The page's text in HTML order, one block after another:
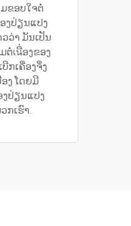
ຂອບໃຈຕໍ່
ງປ່ຽນແປງ
ວ່າ ມັນເປັນ
เนື່ອງຂອງ
ກເຄື່ອງຈຶ່ງ
ງ ໂດຍມີ
ງປ່ຽນແປງ
ກເຮົາ.